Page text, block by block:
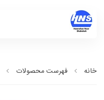
خانه فهرست محصولات